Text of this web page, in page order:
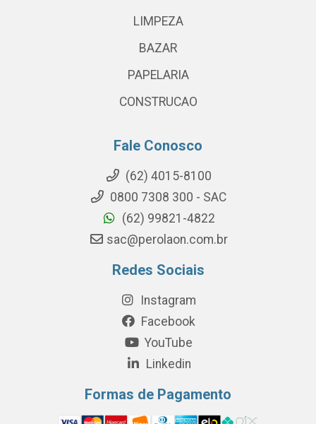
LIMPEZA
BAZAR
PAPELARIA
CONSTRUCAO
Fale Conosco
(62) 4015-8100
0800 7308 300 - SAC
(62) 99821-4822
sac@perolaon.com.br
Redes Sociais
Instagram
Facebook
YouTube
Linkedin
Formas de Pagamento